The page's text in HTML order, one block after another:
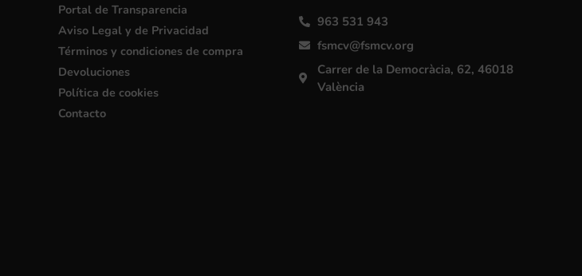
Portal de Transparencia
Aviso Legal y de Privacidad
Términos y condiciones de compra
Devoluciones
Política de cookies
Contacto
963 531 943
fsmcv@fsmcv.org
Carrer de la Democràcia, 62, 46018
València